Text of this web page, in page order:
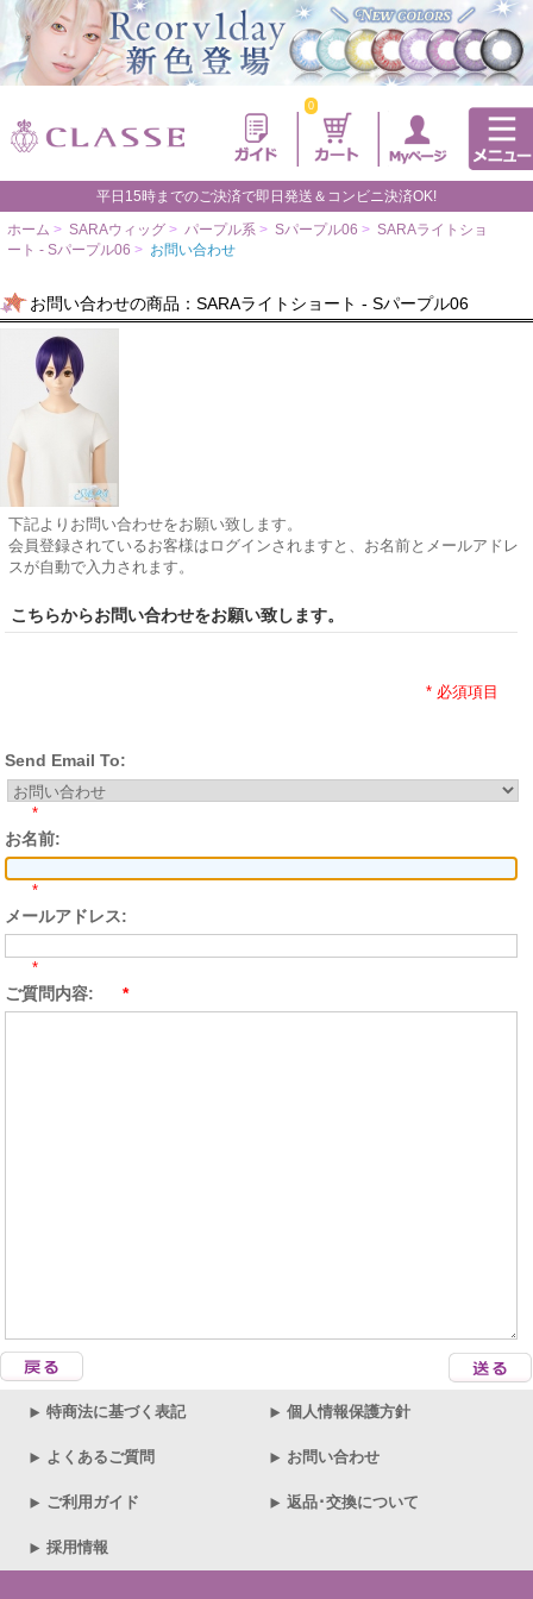
0
平日15時までのご決済で即日発送＆コンビニ決済OK!
ホーム > SARAウィッグ > パープル系 > Sパープル06 > SARAライトショ
ート - Sパープル06 > お問い合わせ
お問い合わせの商品：SARAライトショート - Sパープル06
下記よりお問い合わせをお願い致します。
会員登録されているお客様はログインされますと、お名前とメールアドレ
スが自動で入力されます。
こちらからお問い合わせをお願い致します。
* 必須項目
Send Email To:
*
お名前:
*
メールアドレス:
*
ご質問内容: *
特商法に基づく表記 個人情報保護方針
よくあるご質問 お問い合わせ
ご利用ガイド 返品･交換について
採用情報